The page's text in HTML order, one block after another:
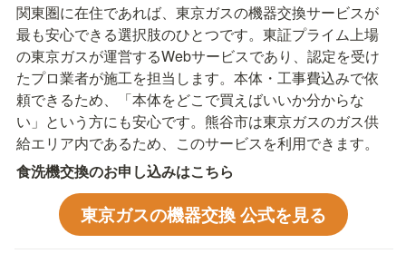
関東圏に在住であれば、東京ガスの機器交換サービスが
最も安心できる選択肢のひとつです。東証プライム上場
の東京ガスが運営するWebサービスであり、認定を受け
たプロ業者が施工を担当します。本体・工事費込みで依
頼できるため、「本体をどこで買えばいいか分からな
い」という方にも安心です。熊谷市は東京ガスのガス供
給エリア内であるため、このサービスを利用できます。
食洗機交換のお申し込みはこちら
東京ガスの機器交換 公式を見る